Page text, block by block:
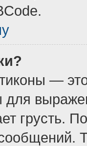
—
грусть.